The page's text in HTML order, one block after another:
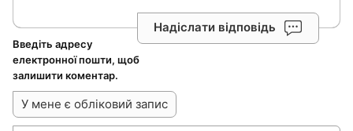
Надіслати відповідь
Введіть адресу
електронної пошти, щоб
залишити коментар.
У мене є обліковий запис